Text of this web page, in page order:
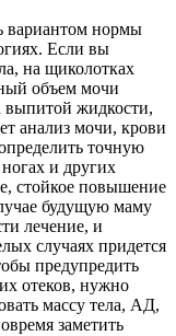
вариантом нормы
Если вы
на щиколотках
объем мочи
выпитой жидкости,
анализ мочи, крови
точную
и других
стойкое повышение
будущую маму
лечение, и
случаях придется
предупредить
отеков, нужно
массу тела, АД,
заметить